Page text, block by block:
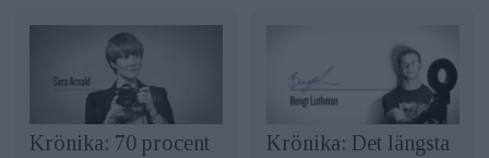
Krönika: 70 procent
Krönika: Det längsta